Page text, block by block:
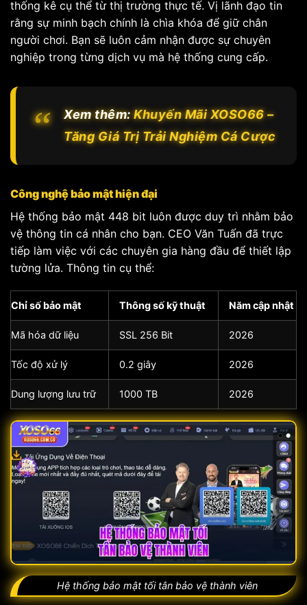
thống kê cụ thể từ thị trường thực tế. Vị lãnh đạo tin
rằng sự minh bạch chính là chìa khóa để giữ chân
người chơi. Bạn sẽ luôn cảm nhận được sự chuyên
nghiệp trong từng dịch vụ mà hệ thống cung cấp.
Xem thêm:Khuyến Mãi XOSO66 –
Tăng Giá Trị Trải Nghiệm Cá Cược
Công nghệ bảo mật hiện đại
Hệ thống bảo mật 448 bit luôn được duy trì nhằm bảo
vệ thông tin cá nhân cho bạn. CEO Văn Tuấn đã trực
tiếp làm việc với các chuyên gia hàng đầu để thiết lập
tường lửa. Thông tin cụ thể:
Chỉ số bảo mật Thông số kỹ thuật Năm cập nhật
Mã hóa dữ liệu SSL 256 Bit 2026
Tốc độ xử lý 0.2 giây 2026
Dung lượng lưu trữ 1000 TB 2026
Hệ thống bảo mật tối tân bảo vệ thành viên